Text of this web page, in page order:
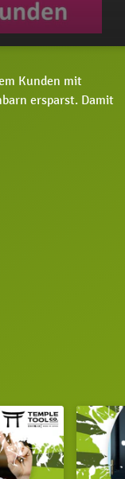
02:33
Kunden mit
ersparst. Damit